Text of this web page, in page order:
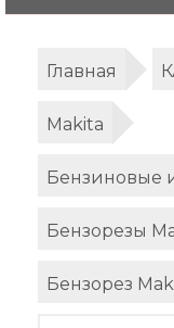
Главная
Makita
Бензиновые
Бензорезы
Бензорез